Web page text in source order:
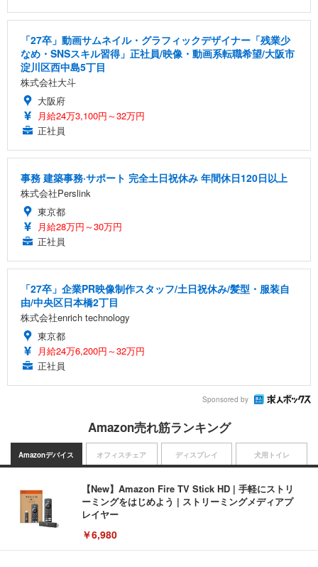
「27卒」動画サムネイル・グラフィックデザイナー「残業少
なめ・SNSスキル習得」正社員/映像・動画系転職希望/大阪市
淀川区西中島5丁目
株式会社大斗
大阪府
月給24万3,100円～32万円
正社員
事務 建築事務·サポート 完全土日祝休み 年間休日120日以上
株式会社Perslink
東京都
月給28万円～30万円
正社員
「27卒」企業PR映像制作スタッフ/土日祝休み/髪型・服装自
由/中央区日本橋2丁目
株式会社enrich technology
東京都
月給24万6,200円～32万円
正社員
Sponsored by
Amazon売れ筋ランキング
Amazonデバイス
【New】Amazon Fire TV Stick HD | 手軽にストリ
ーミングをはじめよう | ストリーミングメディアプ
レイヤー
￥6,980
オフィスチェア ディスプレイ 犬用トイレ